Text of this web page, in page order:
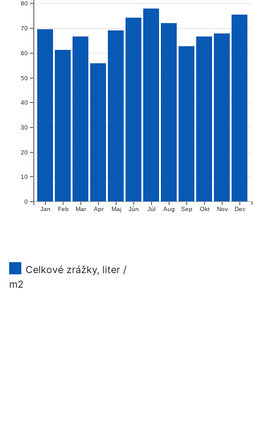
Jan Feb Mar Apr Maj Jún Júl Aug Sep Okt Nov Dec
0
10
20
30
40
50
60
70
80
Celkové zrážky, liter /
m2